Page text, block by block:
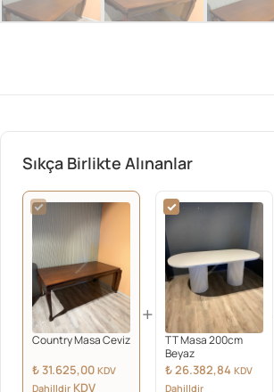
Sıkça Birlikte Alınanlar
Country Masa Ceviz
₺31.625,00 KDV
Dahilldir KDV
+
TT Masa 200cm
Beyaz
₺26.382,84 KDV
Dahilldir